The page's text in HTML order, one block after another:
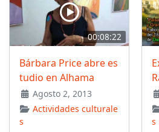
00:08:22
Bárbara Price abre es
tudio en Alhama
Agosto 2, 2013
Actividades culturale
s
s